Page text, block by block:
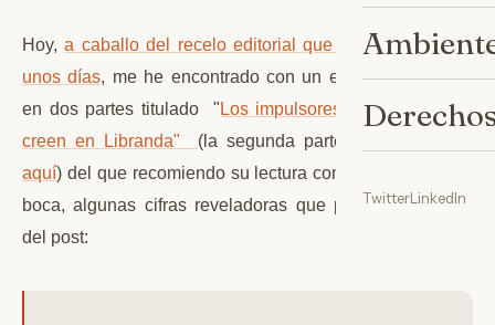
TwitterLinkedIn
Hoy,a caballo del recelo editorial que comentaba hace
unos días, me he encontrado con un excelente análisis
en dos partes titulado " Los impulsores de Libranda no
creen en Libranda" (la segunda parte la puedes leer
aquí) del que recomiendo su lectura completa. Para abrir
boca, algunas cifras reveladoras que presenta el autor
del post: